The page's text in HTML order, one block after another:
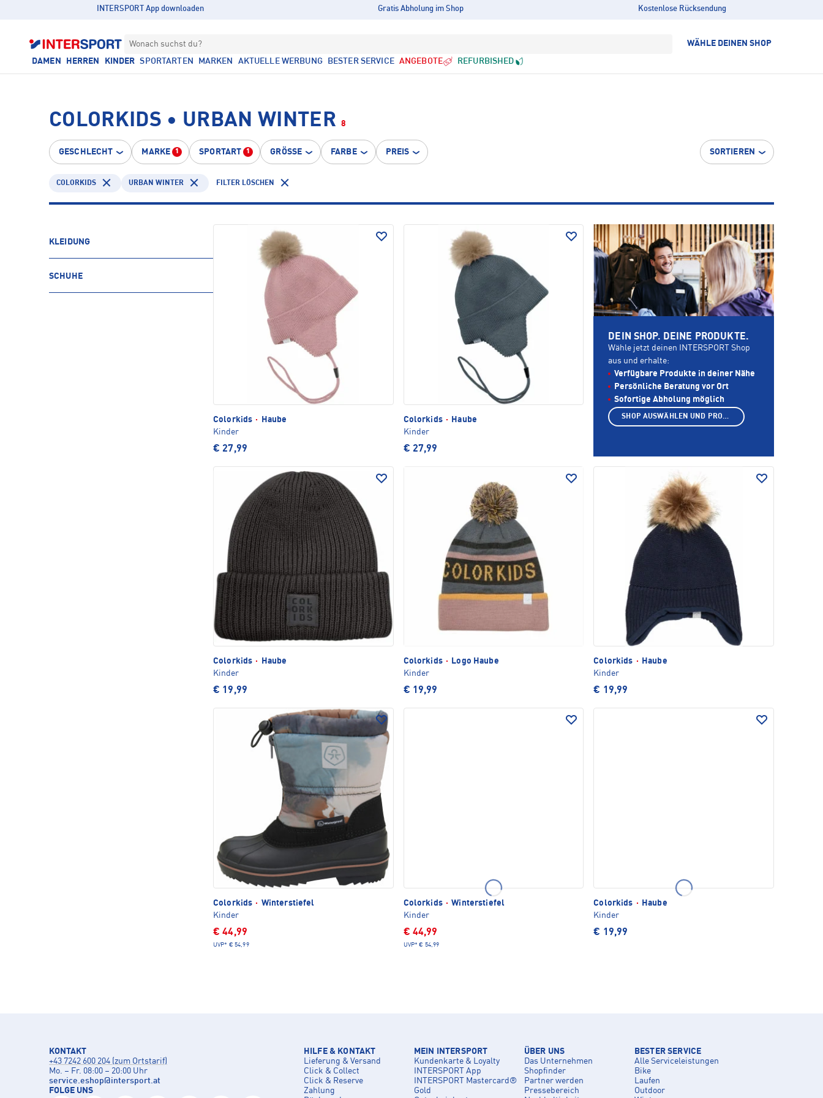
INTERSPORT App downloaden Gratis Abholung im Shop Kostenlose Rücksendung
Wonach suchst du? WÄHLE DEINEN SHOP
DAMEN HERREN KINDER SPORTARTEN MARKEN AKTUELLE WERBUNG BESTER SERVICE ANGEBOTE REFURBISHED
COLORKIDS • URBAN WINTER 8
GESCHLECHT MARKE 1 SPORTART 1 GRÖSSE FARBE PREIS SORTIEREN
COLORKIDS URBAN WINTER FILTER LÖSCHEN
KLEIDUNG
SCHUHE
Colorkids ·
Haube
Kinder
€ 27,99
Colorkids ·
Haube
Kinder
€ 27,99
Colorkids ·
Haube
Kinder
€ 19,99
Colorkids ·
Logo Haube
Kinder
€ 19,99
Colorkids ·
Haube
Kinder
€ 19,99
Colorkids · Winterstiefel
Kinder
€ 44,99
UVP* € 54,99
Colorkids · Winterstiefel
Kinder
€ 44,99
UVP* € 54,99
Colorkids ·
Haube
Kinder
€ 19,99
DEIN SHOP. DEINE PRODUKTE.
Wähle jetzt deinen INTERSPORT Shop
aus und erhalte:
Verfügbare Produkte in deiner Nähe
Persönliche Beratung vor Ort
Sofortige Abholung möglich
SHOP AUSWÄHLEN UND PRODUKTE ANZEIGEN
KONTAKT
+43 7242 600 204 (zum Ortstarif)
Mo. – Fr. 08:00 – 20:00 Uhr
service.eshop@intersport.at
FOLGE UNS
HILFE & KONTAKT
Lieferung & Versand
Click & Collect
Click & Reserve
Zahlung
MEIN INTERSPORT
Kundenkarte & Loyalty
INTERSPORT App
INTERSPORT Mastercard®
Gold
ÜBER UNS
Das Unternehmen
Shopfinder
Partner werden
Pressebereich
BESTER SERVICE
Alle Serviceleistungen
Bike
Laufen
Outdoor